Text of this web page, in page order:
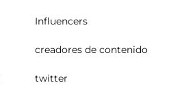
Influencers
creadores de contenido
twitter